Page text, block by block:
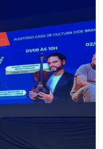
de ICMS dos combustíveis,
para 17% em julho de 2022.
no recolhimento de ICMS
(energia elétrica), 22%
que Santa Catarina vem
previstas no artigo 3º da LC
Tribunal Federal pedindo a
da dívida pública do Estado
ainda não se manifestou
que recorreram ao Supremo,
Estados e União entrem em
dessas perdas. Uma
da ADPF 984 e da ADI 7191,
e das secretarias estaduais
momento, não há consenso